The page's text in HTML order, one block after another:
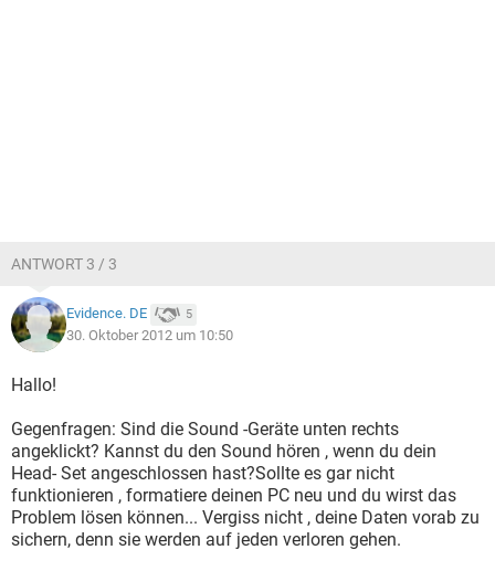
ANTWORT 3 / 3
Evidence. DE 5
30. Oktober 2012 um 10:50
Hallo!
Gegenfragen: Sind die Sound -Geräte unten rechts
angeklickt? Kannst du den Sound hören , wenn du dein
Head- Set angeschlossen hast?Sollte es gar nicht
funktionieren , formatiere deinen PC neu und du wirst das
Problem lösen können... Vergiss nicht , deine Daten vorab zu
sichern, denn sie werden auf jeden verloren gehen.